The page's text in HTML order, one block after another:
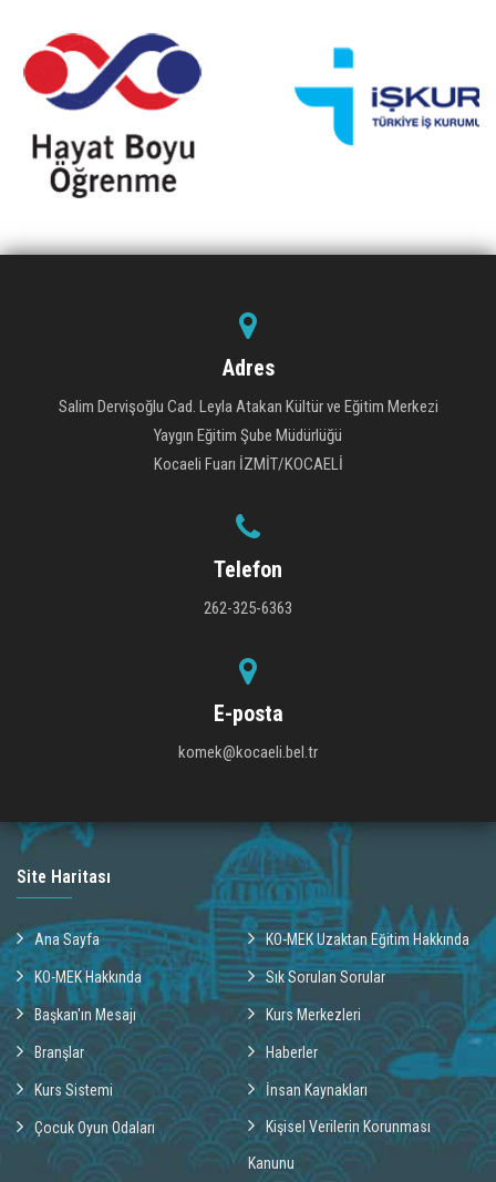
Adres
Salim Dervişoğlu Cad. Leyla Atakan Kültür ve Eğitim Merkezi
Yaygın Eğitim Şube Müdürlüğü
Kocaeli Fuarı İZMİT/KOCAELİ
Telefon
262-325-6363
E-posta
komek@kocaeli.bel.tr
Site Haritası
Ana Sayfa KO-MEK Uzaktan Eğitim Hakkında
KO-MEK Hakkında Sık Sorulan Sorular
Başkan'ın Mesajı Kurs Merkezleri
Branşlar Haberler
Kurs Sistemi İnsan Kaynakları
Çocuk Oyun Odaları Kişisel Verilerin Korunması
Kanunu